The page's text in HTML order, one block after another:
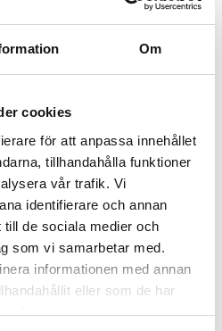
Om
cookies
för att anpassa innehållet
tillhandahålla funktioner
vår trafik. Vi
identifierare och annan
till de sociala medier och
som vi samarbetar med.
informationen med annan
eller som de har
deras tjänster.